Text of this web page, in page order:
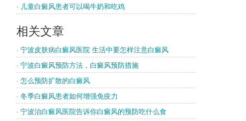
· 儿童白癜风患者可以喝牛奶和吃鸡
相关文章
· 宁波皮肤病白癜风医院 生活中要怎样注意白癜风
· 宁波白癜风预防方法，白癜风预防措施
· 怎么预防扩散的白癜风
· 冬季白癜风患者如何增强免疫力
· 宁波治白癜风医院告诉你白癜风的预防吃什么食